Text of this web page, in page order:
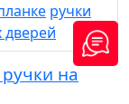
ручки
на